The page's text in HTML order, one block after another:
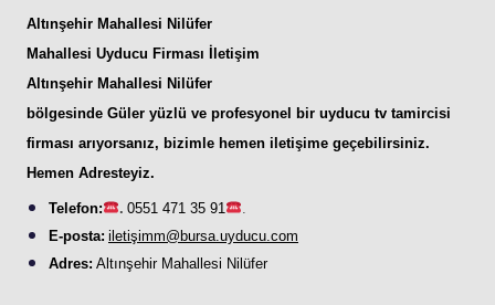
Altınşehir Mahallesi Nilüfer
Mahallesi Uyducu Firması İletişim
Altınşehir Mahallesi Nilüfer
bölgesinde Güler yüzlü ve profesyonel bir uyducu tv tamircisi
firması arıyorsanız, bizimle hemen iletişime geçebilirsiniz.
Hemen Adresteyiz.
Telefon: . 0551 471 35 91
E-posta: iletişimm@bursa. uyducu .com
Adres: Altınşehir Mahallesi Nilüfer